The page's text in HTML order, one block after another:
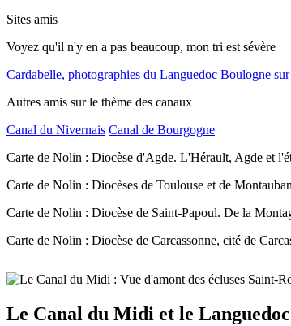
Sites amis
Voyez qu'il n'y en a pas beaucoup, mon tri est sévère
Cardabelle, photographies du Languedoc Boulogne
Autres amis sur le thème des canaux
Canal du Nivernais Canal de Bourgogne
Carte de Nolin : Diocèse d'Agde. L'Hérault, Agde et
Carte de Nolin : Diocèses de Toulouse et de
Carte de Nolin : Diocèse de Saint-Papoul. De la
Carte de Nolin : Diocèse de Carcassonne, cité de
Le Canal du Midi et le Languedoc